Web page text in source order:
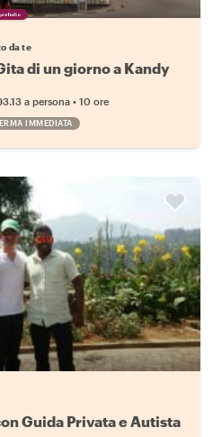
preferito
da te
di un giorno a Kandy
a persona • 10 ore
IMMEDIATA
Guida Privata e Autista